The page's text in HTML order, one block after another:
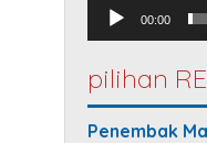
00:00
pilihan
Penembak